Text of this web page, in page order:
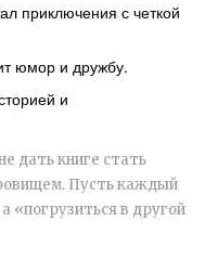
приключения с четкой
юмор и дружбу.
и
дать книге стать
Пусть каждый
«погрузиться в другой